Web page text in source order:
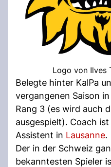
Logo von Ilves
Belegte hinter KalPa
vergangenen Saison
Rang 3 (es wird auch
ausgespielt). Coach
Assistent in Lausanne.
Der in der Schweiz
bekanntesten Spieler